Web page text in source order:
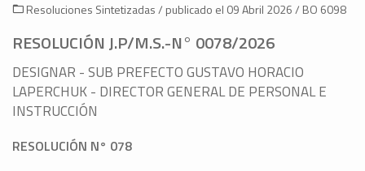
Resoluciones Sintetizadas / publicado el 09 Abril 2026 / BO 6098
RESOLUCIÓN J.P/M.S.-N° 0078/2026
DESIGNAR - SUB PREFECTO GUSTAVO HORACIO
LAPERCHUK - DIRECTOR GENERAL DE PERSONAL E
INSTRUCCIÓN
RESOLUCIÓN N° 078